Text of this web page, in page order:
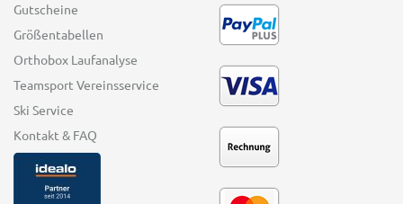
Gutscheine
Größentabellen
Orthobox Laufanalyse
Teamsport Vereinsservice
Ski Service
Kontakt & FAQ